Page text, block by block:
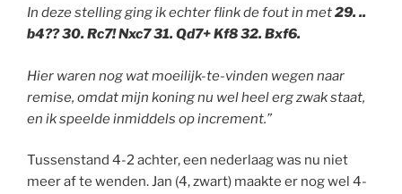
In deze stelling ging ik echter flink de fout in met29. ..
b4?? 30. Rc7! Nxc7 31. Qd7+ Kf8 32. Bxf6.
Hier waren nog wat moeilijk-te-vinden wegen naar
remise, omdat mijn koning nu wel heel erg zwak staat,
en ik speelde inmiddels op increment.”
Tussenstand 4-2 achter, een nederlaag was nu niet
meer af te wenden. Jan (4, zwart) maakte er nog wel 4-